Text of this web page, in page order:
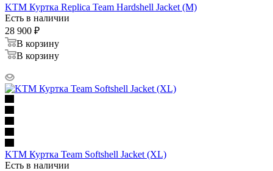
KTM Куртка Replica Team Hardshell Jacket (M)
Есть в наличии
28 900 ₽
В корзину
В корзину
KTM Куртка Team Softshell Jacket (XL)
Есть в наличии